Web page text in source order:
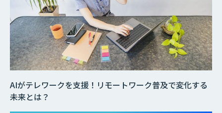
AIがテレワークを支援！リモートワーク普及で変化する
未来とは？